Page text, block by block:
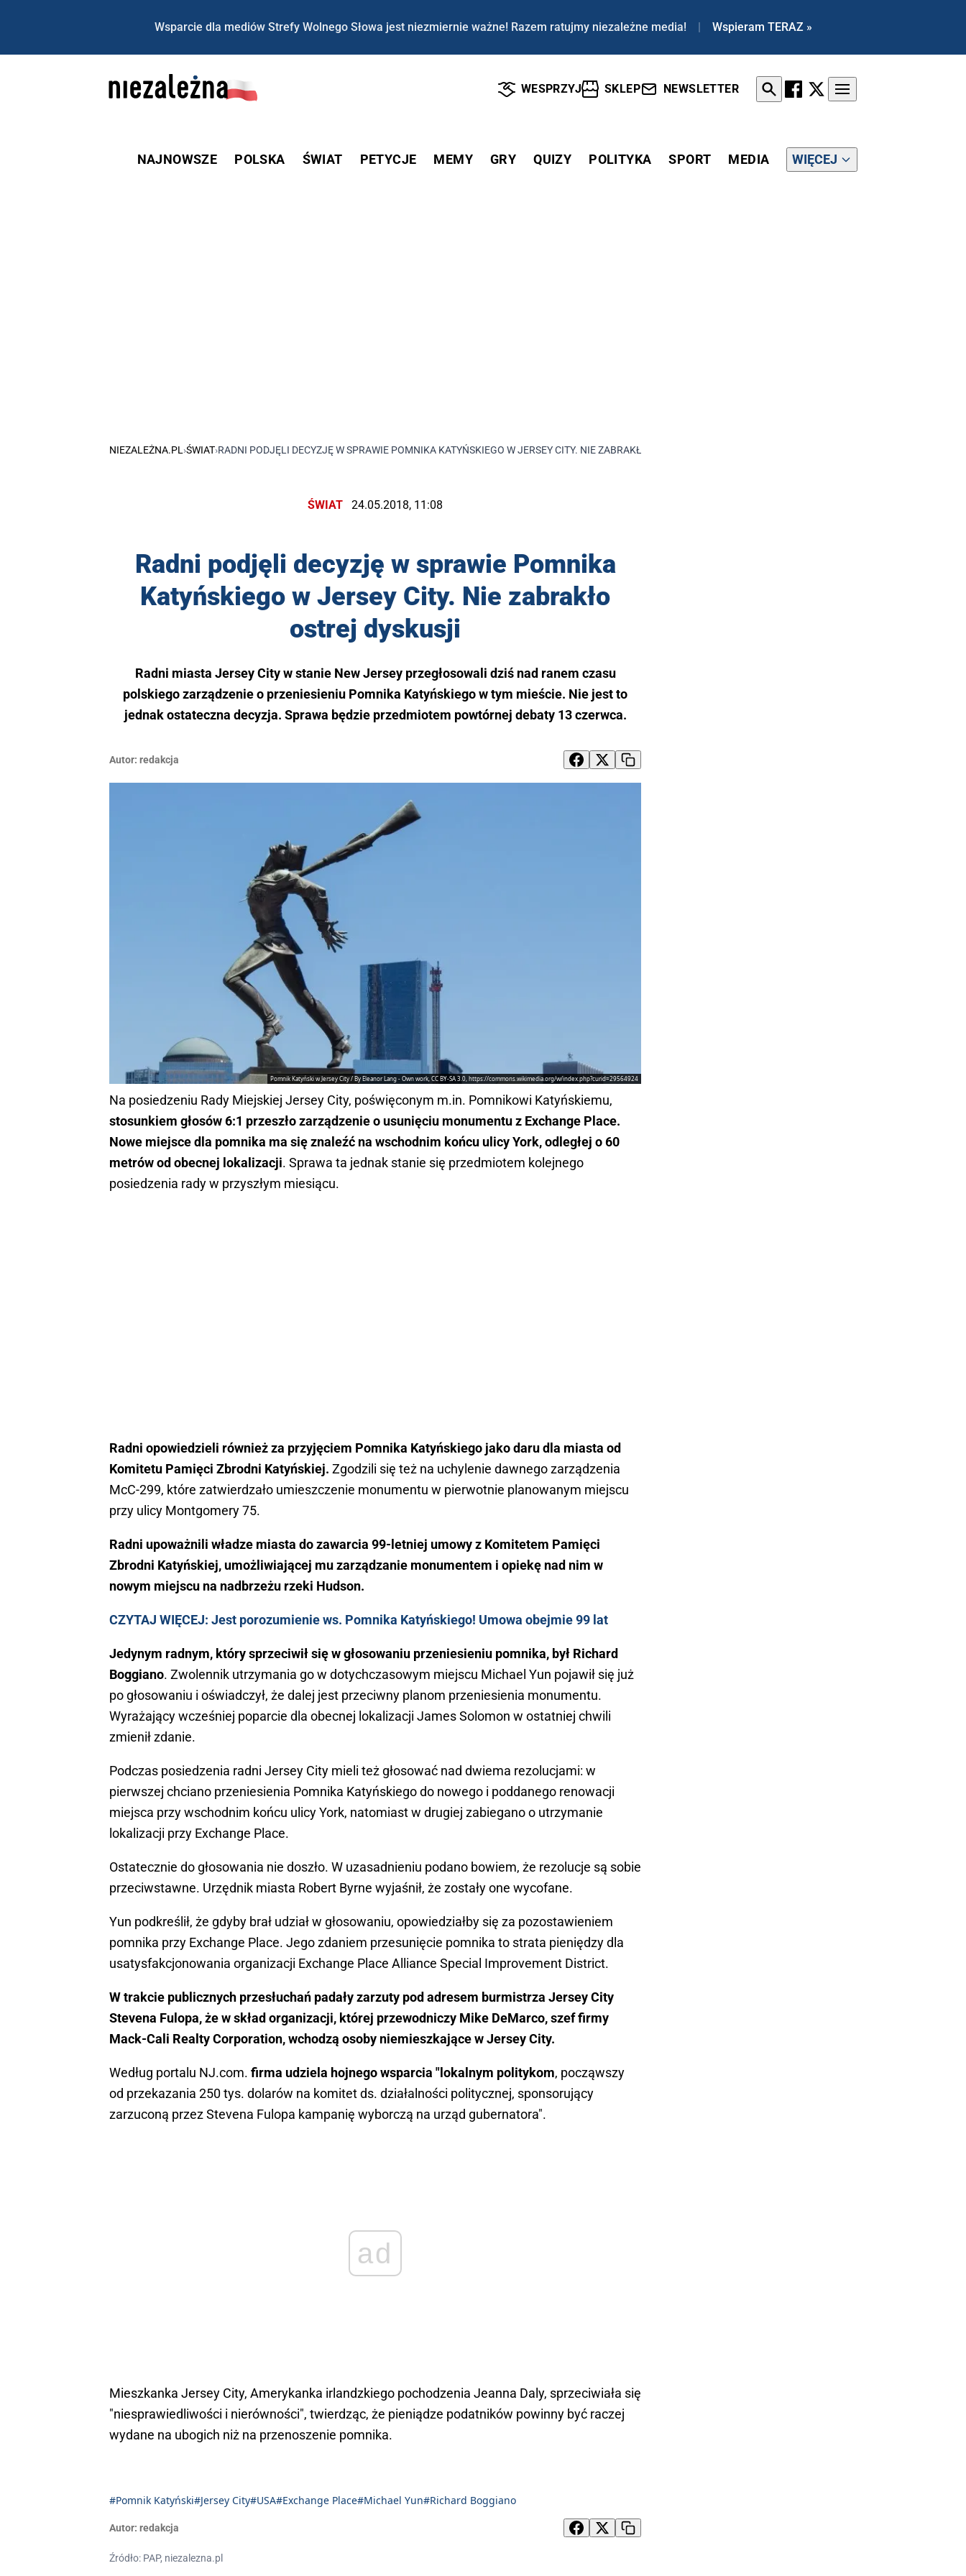
Wsparcie dla mediów Strefy Wolnego Słowa jest niezmiernie ważne! Razem ratujmy niezależne media! | Wspieram TERAZ »
WESPRZYJ SKLEP NEWSLETTER
NAJNOWSZE POLSKA ŚWIAT PETYCJE MEMY GRY QUIZY POLITYKA SPORT MEDIA WIĘCEJ
NIEZALEŻNA.PL ›ŚWIAT›RADNI PODJĘLI DECYZJĘ W SPRAWIE POMNIKA KATYŃSKIEGO W JERSEY CITY. NIE ZABRAKŁO OSTREJ DYSKUSJI
ŚWIAT 24.05.2018, 11:08
Radni podjęli decyzję w sprawie Pomnika
Katyńskiego w Jersey City. Nie zabrakło
ostrej dyskusji
Radni miasta Jersey City w stanie New Jersey przegłosowali dziś nad ranem czasu
polskiego zarządzenie o przeniesieniu Pomnika Katyńskiego w tym mieście. Nie jest to
jednak ostateczna decyzja. Sprawa będzie przedmiotem powtórnej debaty 13 czerwca.
Autor: redakcja
Pomnik Katyński w Jersey City / By Eleanor Lang - Own work, CC BY-SA 3.0, https://commons.wikimedia.org/w/index.php?curid=29564924
Na posiedzeniu Rady Miejskiej Jersey City, poświęconym m.in. Pomnikowi Katyńskiemu,
stosunkiem głosów 6:1 przeszło zarządzenie o usunięciu monumentu z Exchange Place.
Nowe miejsce dla pomnika ma się znaleźć na wschodnim końcu ulicy York, odległej o 60
metrów od obecnej lokalizacji. Sprawa ta jednak stanie się przedmiotem kolejnego
posiedzenia rady w przyszłym miesiącu.
Radni opowiedzieli również za przyjęciem Pomnika Katyńskiego jako daru dla miasta od
Komitetu Pamięci Zbrodni Katyńskiej. Zgodzili się też na uchylenie dawnego zarządzenia
McC-299, które zatwierdzało umieszczenie monumentu w pierwotnie planowanym miejscu
przy ulicy Montgomery 75.
Radni upoważnili władze miasta do zawarcia 99-letniej umowy z Komitetem Pamięci
Zbrodni Katyńskiej, umożliwiającej mu zarządzanie monumentem i opiekę nad nim w
nowym miejscu na nadbrzeżu rzeki Hudson.
CZYTAJ WIĘCEJ: Jest porozumienie ws. Pomnika Katyńskiego! Umowa obejmie 99 lat
Jedynym radnym, który sprzeciwił się w głosowaniu przeniesieniu pomnika, był Richard
Boggiano. Zwolennik utrzymania go w dotychczasowym miejscu Michael Yun pojawił się już
po głosowaniu i oświadczył, że dalej jest przeciwny planom przeniesienia monumentu.
Wyrażający wcześniej poparcie dla obecnej lokalizacji James Solomon w ostatniej chwili
zmienił zdanie.
Podczas posiedzenia radni Jersey City mieli też głosować nad dwiema rezolucjami: w
pierwszej chciano przeniesienia Pomnika Katyńskiego do nowego i poddanego renowacji
miejsca przy wschodnim końcu ulicy York, natomiast w drugiej zabiegano o utrzymanie
lokalizacji przy Exchange Place.
Ostatecznie do głosowania nie doszło. W uzasadnieniu podano bowiem, że rezolucje są sobie
przeciwstawne. Urzędnik miasta Robert Byrne wyjaśnił, że zostały one wycofane.
Yun podkreślił, że gdyby brał udział w głosowaniu, opowiedziałby się za pozostawieniem
pomnika przy Exchange Place. Jego zdaniem przesunięcie pomnika to strata pieniędzy dla
usatysfakcjonowania organizacji Exchange Place Alliance Special Improvement District.
W trakcie publicznych przesłuchań padały zarzuty pod adresem burmistrza Jersey City
Stevena Fulopa, że w skład organizacji, której przewodniczy Mike DeMarco, szef firmy
Mack-Cali Realty Corporation, wchodzą osoby niemieszkające w Jersey City.
Według portalu NJ.com. firma udziela hojnego wsparcia "lokalnym politykom, począwszy
od przekazania 250 tys. dolarów na komitet ds. działalności politycznej, sponsorujący
zarzuconą przez Stevena Fulopa kampanię wyborczą na urząd gubernatora".
ad
Mieszkanka Jersey City, Amerykanka irlandzkiego pochodzenia Jeanna Daly, sprzeciwiała się
"niesprawiedliwości i nierówności", twierdząc, że pieniądze podatników powinny być raczej
wydane na ubogich niż na przenoszenie pomnika.
#Pomnik Katyński#Jersey City#USA#Exchange Place#Michael Yun#Richard Boggiano
Autor: redakcja
Źródło: PAP, niezalezna.pl